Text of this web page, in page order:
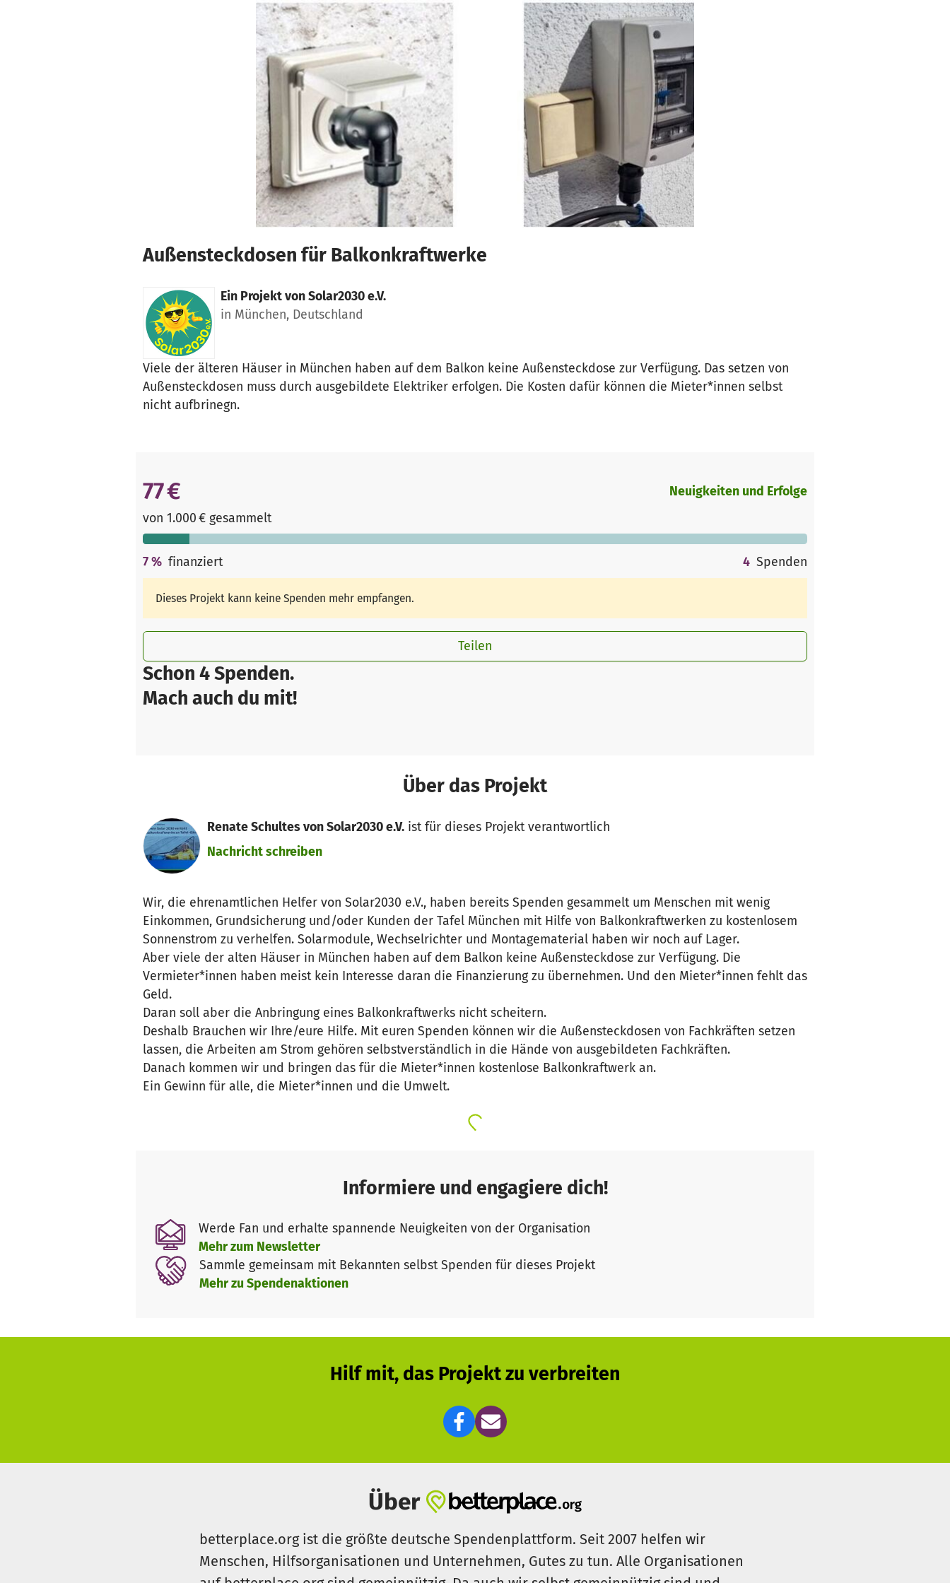
Außensteckdosen für Balkonkraftwerke
Ein Projekt vonSolar2030 e.V.
in München, Deutschland
Viele der älteren Häuser in München haben auf dem Balkon keine Außensteckdose zur Verfügung. Das setzen von
Außensteckdosen muss durch ausgebildete Elektriker erfolgen. Die Kosten dafür können die Mieter*innen selbst
nicht aufbrinegn.
Schon 4 Spenden.
Mach auch du mit!
77 €
von 1.000 € gesammelt
Neuigkeiten und Erfolge
7% finanziert 4 Spenden
Dieses Projekt kann keine Spenden mehr empfangen.
Teilen
Über das Projekt
Renate Schultes von Solar2030 e.V.ist für dieses Projekt verantwortlich
Nachricht schreiben
Wir, die ehrenamtlichen Helfer von Solar2030 e.V., haben bereits Spenden gesammelt um Menschen mit wenig
Einkommen, Grundsicherung und/oder Kunden der Tafel München mit Hilfe von Balkonkraftwerken zu kostenlosem
Sonnenstrom zu verhelfen. Solarmodule, Wechselrichter und Montagematerial haben wir noch auf Lager.
Aber viele der alten Häuser in München haben auf dem Balkon keine Außensteckdose zur Verfügung. Die
Vermieter*innen haben meist kein Interesse daran die Finanzierung zu übernehmen. Und den Mieter*innen fehlt das
Geld.
Daran soll aber die Anbringung eines Balkonkraftwerks nicht scheitern.
Deshalb Brauchen wir Ihre/eure Hilfe. Mit euren Spenden können wir die Außensteckdosen von Fachkräften setzen
lassen, die Arbeiten am Strom gehören selbstverständlich in die Hände von ausgebildeten Fachkräften.
Danach kommen wir und bringen das für die Mieter*innen kostenlose Balkonkraftwerk an.
Ein Gewinn für alle, die Mieter*innen und die Umwelt.
Informiere und engagiere dich!
Werde Fan und erhalte spannende Neuigkeiten von der Organisation
Mehr zum Newsletter
Sammle gemeinsam mit Bekannten selbst Spenden für dieses Projekt
Mehr zu Spendenaktionen
Hilf mit, das Projekt zu verbreiten
Über
betterplace.org ist die größte deutsche Spendenplattform. Seit 2007 helfen wir
Menschen, Hilfsorganisationen und Unternehmen, Gutes zu tun. Alle Organisationen